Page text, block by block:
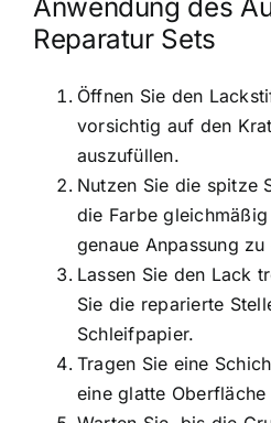
Anwendung des
Reparatur Sets
Öffnen Sie den
vorsichtig auf den
auszufüllen.
Nutzen Sie die spitze
die Farbe
genaue Anpassung zu
Lassen Sie den Lack
Sie die reparierte
Schleifpapier.
Tragen Sie eine
eine glatte